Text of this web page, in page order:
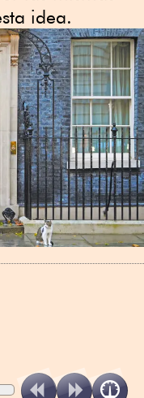
idea.